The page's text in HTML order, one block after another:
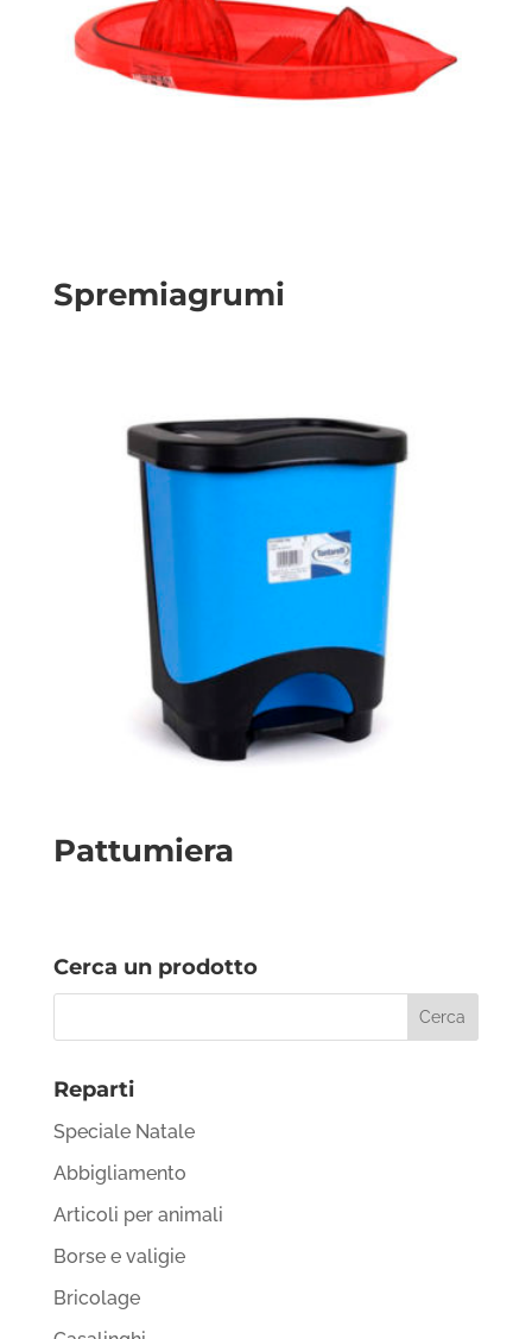
Spremiagrumi
Pattumiera
Cerca un prodotto
Reparti
Speciale Natale
Abbigliamento
Articoli per animali
Borse e valigie
Bricolage